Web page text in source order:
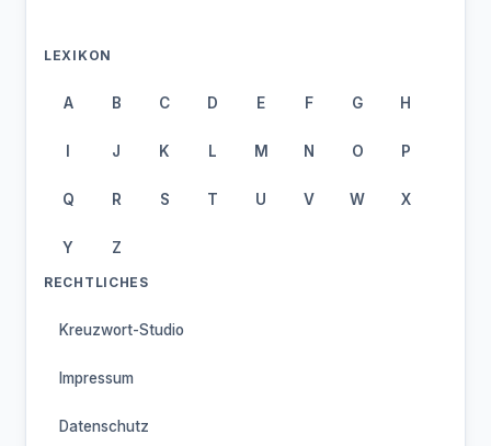
LEXIKON
A B C D E F G H
I J K L M N O P
Q R S T U V W X
Y Z
RECHTLICHES
Kreuzwort-Studio
Impressum
Datenschutz